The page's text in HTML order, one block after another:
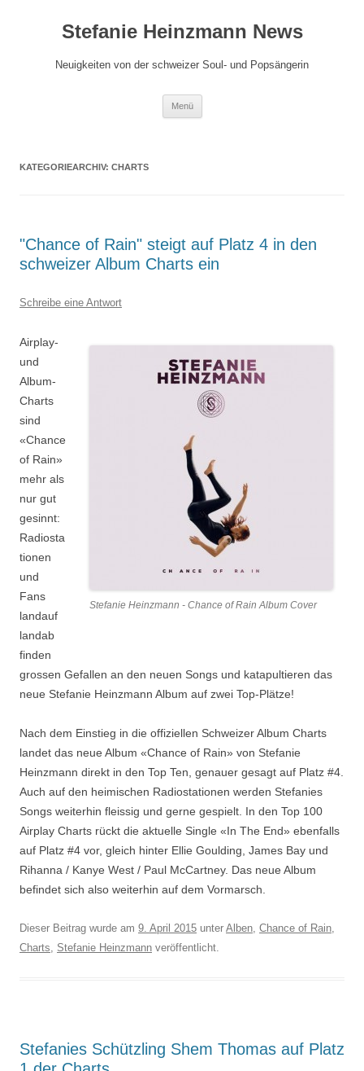
springenStefanie Heinzmann News
Neuigkeiten von der schweizer Soul- und Popsängerin
Menü
KATEGORIEARCHIV: CHARTS
"Chance of Rain" steigt auf Platz 4 in den
schweizer Album Charts ein
Schreibe eine Antwort
Stefanie Heinzmann - Chance of Rain Album Cover
Airplay-
und
Album-
Charts
sind
«Chance
of Rain»
mehr als
nur gut
gesinnt:
Radiosta
tionen
und
Fans
landauf
landab
finden
grossen Gefallen an den neuen Songs und katapultieren das
neue Stefanie Heinzmann Album auf zwei Top-Plätze!
Nach dem Einstieg in die offiziellen Schweizer Album Charts
landet das neue Album «Chance of Rain» von Stefanie
Heinzmann direkt in den Top Ten, genauer gesagt auf Platz #4.
Auch auf den heimischen Radiostationen werden Stefanies
Songs weiterhin fleissig und gerne gespielt. In den Top 100
Airplay Charts rückt die aktuelle Single «In The End» ebenfalls
auf Platz #4 vor, gleich hinter Ellie Goulding, James Bay und
Rihanna / Kanye West / Paul McCartney. Das neue Album
befindet sich also weiterhin auf dem Vormarsch.
Dieser Beitrag wurde am 9. April 2015 unter Alben, Chance of Rain,
Charts, Stefanie Heinzmann veröffentlicht.
Stefanies Schützling Shem Thomas auf Platz